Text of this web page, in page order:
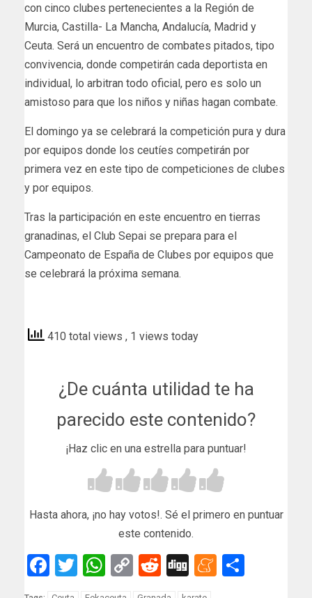
con cinco clubes pertenecientes a la Región de
Murcia, Castilla- La Mancha, Andalucía, Madrid y
Ceuta. Será un encuentro de combates pitados, tipo
convivencia, donde competirán cada deportista en
individual, lo arbitran todo oficial, pero es solo un
amistoso para que los niños y niñas hagan combate.
El domingo ya se celebrará la competición pura y dura
por equipos donde los ceutíes competirán por
primera vez en este tipo de competiciones de clubes
y por equipos.
Tras la participación en este encuentro en tierras
granadinas, el Club Sepai se prepara para el
Campeonato de España de Clubes por equipos que
se celebrará la próxima semana.
410 total views , 1 views today
¿De cuánta utilidad te ha
parecido este contenido?
¡Haz clic en una estrella para puntuar!
Hasta ahora, ¡no hay votos!. Sé el primero en puntuar
este contenido.
Facebook
Twitter
WhatsApp
Copy
Link
Reddit
Digg